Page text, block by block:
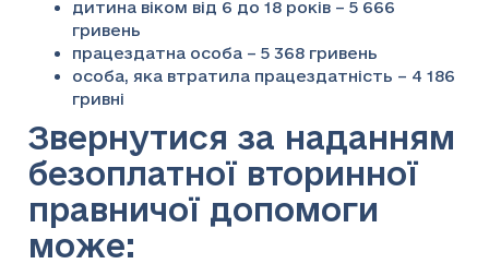
дитина віком від 6 до 18 років – 5 666
гривень
працездатна особа – 5 368 гривень
особа, яка втратила працездатність – 4 186
гривні
Звернутися за наданням
безоплатної вторинної
правничої допомоги
може: